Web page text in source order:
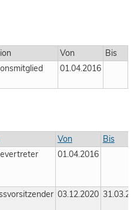
Von
Bis
01.04.2016
Von
Bis
01.04.2016
03.12.2020